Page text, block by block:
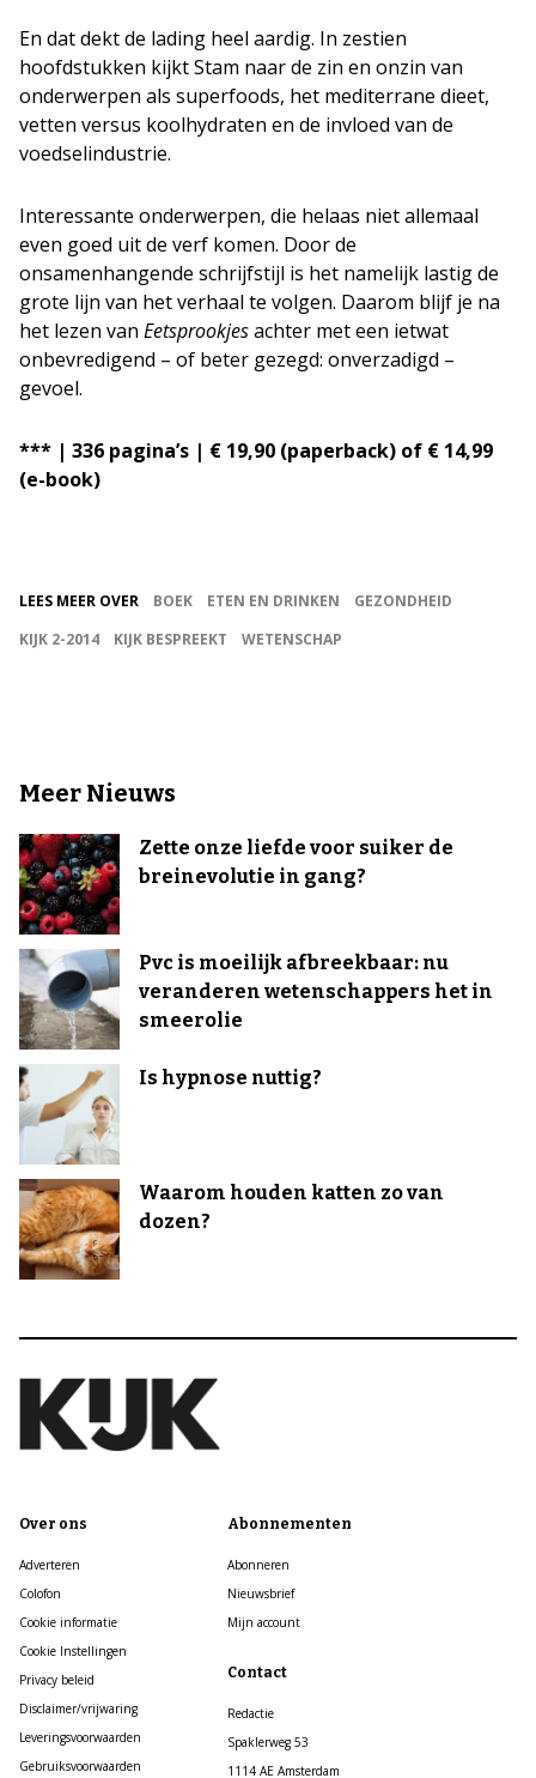
En dat dekt de lading heel aardig. In zestien
hoofdstukken kijkt Stam naar de zin en onzin van
onderwerpen als superfoods, het mediterrane dieet,
vetten versus koolhydraten en de invloed van de
voedselindustrie.
Interessante onderwerpen, die helaas niet allemaal
even goed uit de verf komen. Door de
onsamenhangende schrijfstijl is het namelijk lastig de
grote lijn van het verhaal te volgen. Daarom blijf je na
het lezen van Eetsprookjesachter met een ietwat
onbevredigend – of beter gezegd: onverzadigd –
gevoel.
*** | 336 pagina’s | € 19,90 (paperback) of € 14,99
(e-book)
LEES MEER OVER BOEK ETEN EN DRINKEN
GEZONDHEID
KIJK 2-2014
KIJK BESPREEKT WETENSCHAP
Meer Nieuws
Zette onze liefde voor suiker de
breinevolutie in gang?
Pvc is moeilijk afbreekbaar: nu
veranderen wetenschappers het in
smeerolie
Is hypnose nuttig?
Waarom houden katten zo van
dozen?
Over ons
Adverteren
Colofon
Cookie informatie
Cookie Instellingen
Privacy beleid
Disclaimer/vrijwaring
Leveringsvoorwaarden
Gebruiksvoorwaarden
Abonnementen
Abonneren
Nieuwsbrief
Mijn account
Contact
Redactie
Spaklerweg 53
1114 AE Amsterdam